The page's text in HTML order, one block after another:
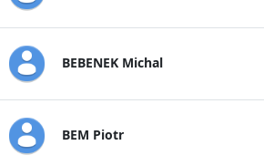
BEBENEK Michal
BEM Piotr